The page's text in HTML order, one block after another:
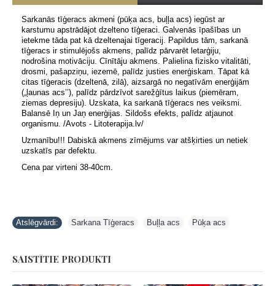
Sarkanās tīģeracs akmeni (pūķa acs, buļļa acs) iegūst ar
karstumu apstrādājot dzelteno tīģeraci. Galvenās īpašības un
ietekme tāda pat kā dzeltenajai tīgeracij. Papildus tām, sarkanā
tīģeracs ir stimulējošs akmens, palīdz pārvarēt letarģiju,
nodrošina motivāciju. Cīnītāju akmens. Palielina fizisko vitalitāti,
drosmi, pašapziņu, iezemē, palīdz justies enerģiskam. Tāpat kā
citas tīģeracis (dzeltenā, zilā), aizsargā no negatīvām enerģijām
(„ļaunas acs’’), palīdz pārdzīvot sarežģītus laikus (piemēram,
ziemas depresiju). Uzskata, ka sarkanā tīģeracs nes veiksmi.
Balansē Iņ un Jaņ enerģijas. Sildošs efekts, palīdz atjaunot
organismu. /Avots - Litoterapija.lv/
Uzmanību!!! Dabiskā akmens zīmējums var atšķirties un netiek
uzskatīs par defektu.
Cena par virteni 38-40cm.
Atslēgvārdi: Sarkana Tīģeracs Buļļa acs Pūķa acs
SAISTĪTIE PRODUKTI